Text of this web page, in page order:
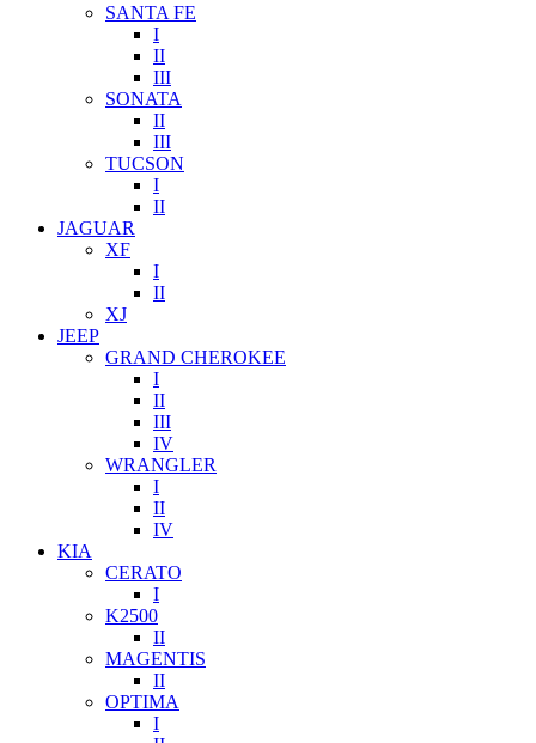
SANTA FE
I
II
III
SONATA
II
III
TUCSON
I
II
JAGUAR
XF
I
II
XJ
JEEP
GRAND CHEROKEE
I
II
III
IV
WRANGLER
I
II
IV
KIA
CERATO
I
K2500
II
MAGENTIS
II
OPTIMA
I